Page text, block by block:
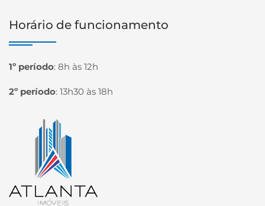
Horário de funcionamento
1º período: 8h às 12h
2º período: 13h30 às 18h
Página inicial